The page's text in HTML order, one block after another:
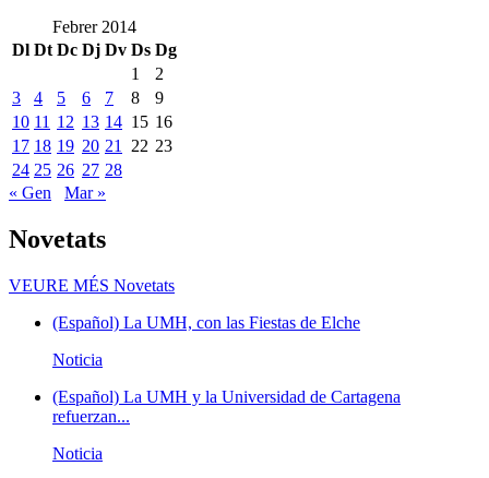
Febrer 2014
Dl Dt Dc Dj Dv Ds Dg
1
2
3
4 5 6 7 8
9
10 11 12 13 14 15 16
17 18 19 20 21 22 23
24 25 26 27 28
« Gen
Mar »
Novetats
VEURE MÉS Novetats
(Español) La UMH, con las Fiestas de Elche
Noticia
(Español) La UMH y la Universidad de Cartagena
refuerzan...
Noticia